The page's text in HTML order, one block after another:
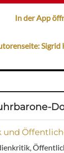
In der App
Sigrid
und